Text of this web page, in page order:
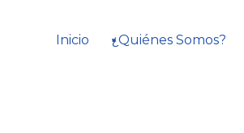
Inicio ¿Quiénes Somos?